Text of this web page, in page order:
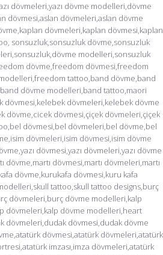
dövmeleri,yazı dövme modelleri,dövme
dövmesi,aslan dövmeleri,aslan dövme
dövmeleri,kaplan dövmesi,kaplan
sonsuzluk,sonsuzluk dövme,sonsuzluk
modelleri,sonsuzluk
dövme,freedom dövmesi,freedom
tattoo,band dövme,band
dövme modelleri,band tattoo,maori
dövmesi,kelebek dövmeleri,kelebek dövme
dövme,cicek dövmesi,çiçek dövmeleri,çiçek
dövmesi,bel dövmeleri,bel dövme,bel
dövmeleri,isim dövmesi,isim dövme
dövmesi,yazı dövmeleri,yazı dövme
dövme,martı dövmesi,martı dövmeleri,martı
dövme,kurukafa dövmesi,kuru kafa
tattoo,skull tattoo designs,burç
dövmeleri,burç dövme modelleri,kalp
dövmeleri,kalp dövme modelleri,heart
dövmeleri,dudak dövmesi,dudak dövme
dövmesi,atatürk dövmeleri,atatürk
imzası,imza dövmeleri,atatürk